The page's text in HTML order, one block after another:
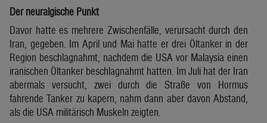
Der neuralgische Punkt
Davor hatte es mehrere Zwischenfälle, verursacht durch den
Iran, gegeben. Im April und Mai hatte er drei Öltanker in der
Region beschlagnahmt, nachdem die USA vor Malaysia einen
iranischen Öltanker beschlagnahmt hatten. Im Juli hat der Iran
abermals versucht, zwei durch die Straße von Hormus
fahrende Tanker zu kapern, nahm dann aber davon Abstand,
als die USA militärisch Muskeln zeigten.